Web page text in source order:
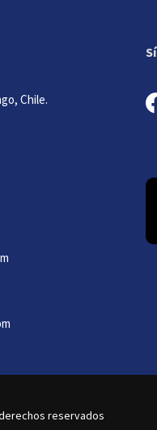
Chile.
derechos reservados